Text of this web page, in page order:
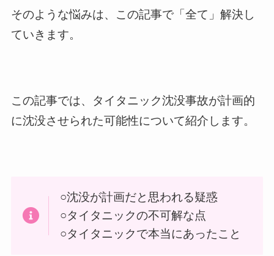
そのような悩みは、この記事で「全て」解決し
ていきます。
この記事では、タイタニック沈没事故が計画的
に沈没させられた可能性について紹介します。
○沈没が計画だと思われる疑惑
○タイタニックの不可解な点
○タイタニックで本当にあったこと